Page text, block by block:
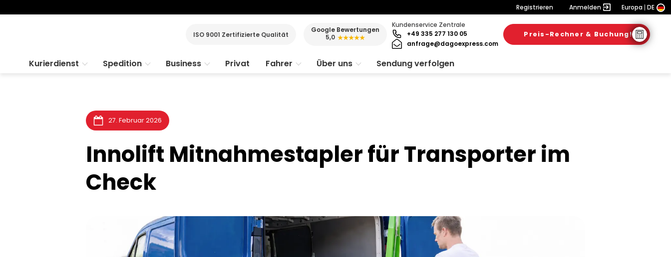
Registrieren Anmelden Europa DE
ISO 9001 Zertifizierte Qualität
Google Bewertungen
5,0 ★★★★★
Kundenservice Zentrale
+49 335 277 130 05
anfrage@dagoexpress.com
Preis-Rechner & Buchung!
Kurierdienst Spedition Business Privat Fahrer Über uns Sendung verfolgen
27. Februar 2026
Innolift Mitnahmestapler für Transporter im
Check
28. Juli 2026
28. Juli 2026
25. Juli 2026